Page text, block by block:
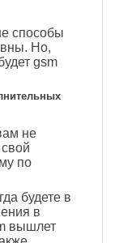
способы
Но,
gsm
не
по
будете в
в
вышлет